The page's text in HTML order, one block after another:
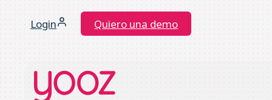
Login Quiero una demo